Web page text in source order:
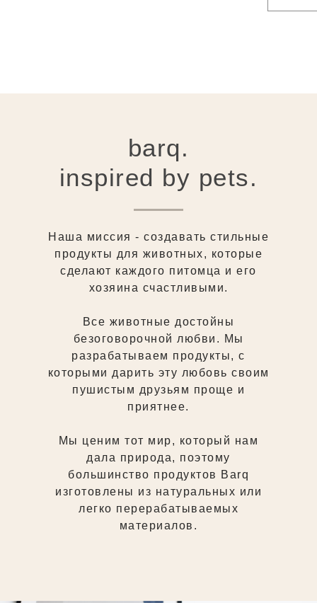
barq.
inspired by pets.
Наша миссия - создавать стильные
продукты для животных, которые
сделают каждого питомца и его
хозяина счастливыми.
Все животные достойны
безоговорочной любви. Мы
разрабатываем продукты, с
которыми дарить эту любовь своим
пушистым друзьям проще и
приятнее.
Мы ценим тот мир, который нам
дала природа, поэтому
большинство продуктов Barq
изготовлены из натуральных или
легко перерабатываемых
материалов.